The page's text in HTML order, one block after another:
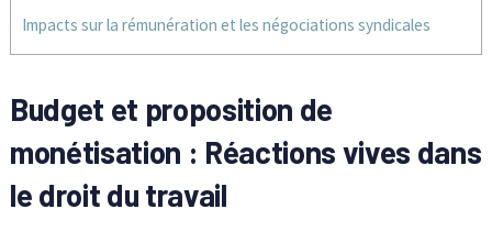
Impacts sur la rémunération et les négociations syndicales
Budget et proposition de
monétisation : Réactions vives dans
le droit du travail